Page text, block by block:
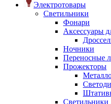
Электротовары
Светильники
Фонари
Аксессуары
Ночники
Переносные
Прожекторы